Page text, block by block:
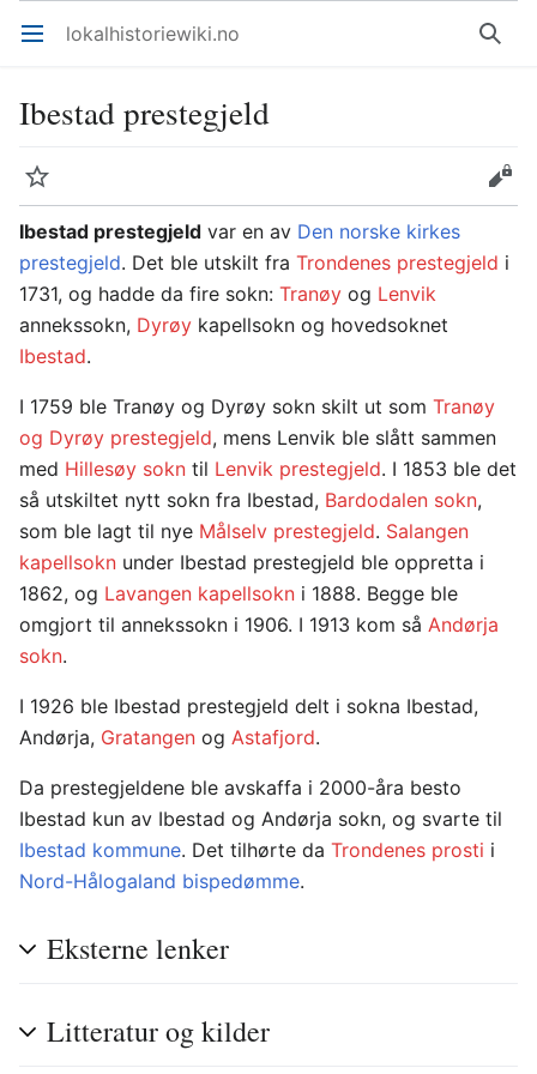
Åpne hovedmenyen lokalhistoriewiki.no Søk
Ibestad prestegjeld
Overvåk
Rediger
Ibestad prestegjeld var en av Den norske kirkes
prestegjeld. Det ble utskilt fra Trondenes prestegjeld i
1731, og hadde da fire sokn: Tranøy og Lenvik
annekssokn, Dyrøy kapellsokn og hovedsoknet
Ibestad.
I 1759 ble Tranøy og Dyrøy sokn skilt ut som Tranøy
og Dyrøy prestegjeld, mens Lenvik ble slått sammen
med Hillesøy sokn til Lenvik prestegjeld. I 1853 ble det
så utskiltet nytt sokn fra Ibestad, Bardodalen sokn,
som ble lagt til nye Målselv prestegjeld. Salangen
kapellsokn under Ibestad prestegjeld ble oppretta i
1862, og Lavangen kapellsokn i 1888. Begge ble
omgjort til annekssokn i 1906. I 1913 kom så Andørja
sokn.
I 1926 ble Ibestad prestegjeld delt i sokna Ibestad,
Andørja, Gratangen og Astafjord.
Da prestegjeldene ble avskaffa i 2000-åra besto
Ibestad kun av Ibestad og Andørja sokn, og svarte til
Ibestad kommune. Det tilhørte da Trondenes prosti i
Nord-Hålogaland bispedømme.
Eksterne lenker
Litteratur og kilder